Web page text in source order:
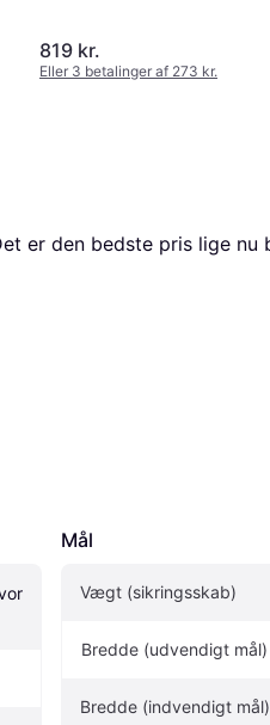
819 kr.
Eller 3 betalinger af 273 kr.
Mål
Vægt (sikringsskab)
Bredde (udvendigt mål)
Bredde (indvendigt mål)